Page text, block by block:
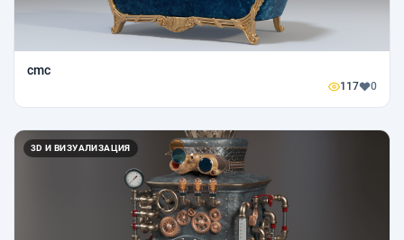
cmc
117 0
3D И ВИЗУАЛИЗАЦИЯ